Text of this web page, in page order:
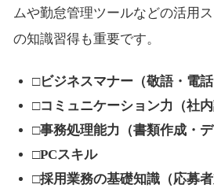
ムや勤怠管理ツールなどの活用
の知識習得も重要です。
□ビジネスマナー（敬語・電話
□コミュニケーション力（社内
□事務処理能力（書類作成・デ
□PCスキル
□採用業務の基礎知識（応募者